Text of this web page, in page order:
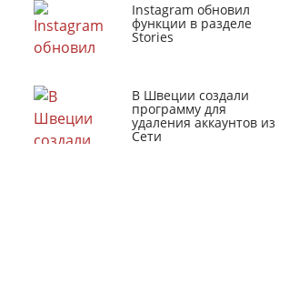
Instagram обновил
функции в разделе
Stories
В Швеции создали
программу для
удаления аккаунтов из
Сети